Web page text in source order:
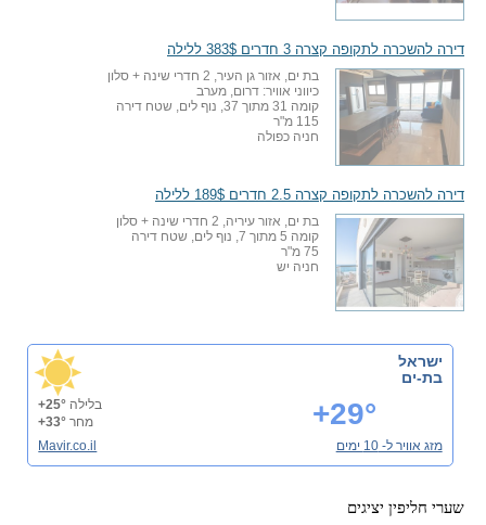
דירה להשכרה לתקופה קצרה 3 חדרים 383$ ללילה
בת ים, אזור גן העיר, 2 חדרי שינה + סלון
כיווני אוויר: דרום, מערב
קומה 31 מתוך 37, נוף לים, שטח דירה
115 מ"ר
חניה כפולה
דירה להשכרה לתקופה קצרה 2.5 חדרים 189$ ללילה
בת ים, אזור עיריה, 2 חדרי שינה + סלון
קומה 5 מתוך 7, נוף לים, שטח דירה
75 מ"ר
חניה יש
ישראל
בת-ים
+29° בלילה +25°
מחר +33°
מזג אוויר ל- 10 ימים
Mavir.co.il
שערי חליפין יציגים